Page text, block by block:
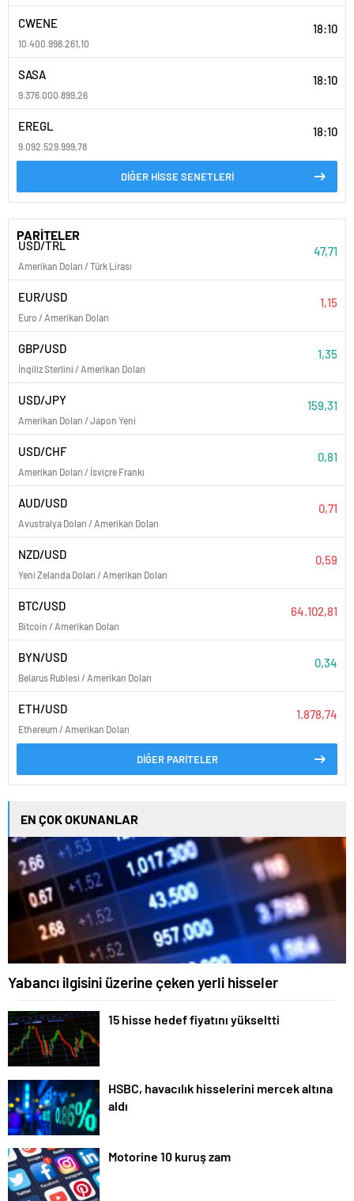
CWENE
10.400.998.261,10
18:10
SASA
9.376.000.899,26
18:10
EREGL
9.092.529.999,78
18:10
DİĞER HİSSE SENETLERİ
PARİTELER
USD/TRL
Amerikan Doları / Türk Lirası
47,71
EUR/USD
Euro / Amerikan Doları
1,15
GBP/USD
İngiliz Sterlini / Amerikan Doları
1,35
USD/JPY
Amerikan Doları / Japon Yeni
159,31
USD/CHF
Amerikan Doları / İsviçre Frankı
0,81
AUD/USD
Avustralya Doları / Amerikan Doları
0,71
NZD/USD
Yeni Zelanda Doları / Amerikan Doları
0,59
BTC/USD
Bitcoin / Amerikan Doları
64.102,81
BYN/USD
Belarus Rublesi / Amerikan Doları
0,34
ETH/USD
Ethereum / Amerikan Doları
1.878,74
DİĞER PARİTELER
EN ÇOK OKUNANLAR
Yabancı ilgisini üzerine çeken yerli hisseler
15 hisse hedef fiyatını yükseltti
HSBC, havacılık hisselerini mercek altına
aldı
Motorine 10 kuruş zam